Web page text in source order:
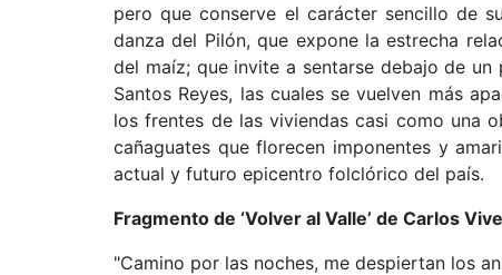
pero que conserve el carácter sencillo de
danza del Pilón, que expone la estrecha
del maíz; que invite a sentarse debajo de
Santos Reyes, las cuales se vuelven más
los frentes de las viviendas casi como una
cañaguates que florecen imponentes y
actual y futuro epicentro folclórico del país.
Fragmento de ‘Volver al Valle’ de Carlos
"Camino por las noches, me despiertan los